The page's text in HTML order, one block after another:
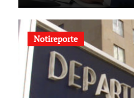
Notireporte